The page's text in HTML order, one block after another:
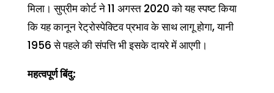
मिला। सुप्रीम कोर्ट ने 11 अगस्त 2020 को यह स्पष्ट किया
कि यह कानून रेट्रोस्पेक्टिव प्रभाव के साथ लागू होगा, यानी
1956 से पहले की संपत्ति भी इसके दायरे में आएगी।
महत्वपूर्ण बिंदु: